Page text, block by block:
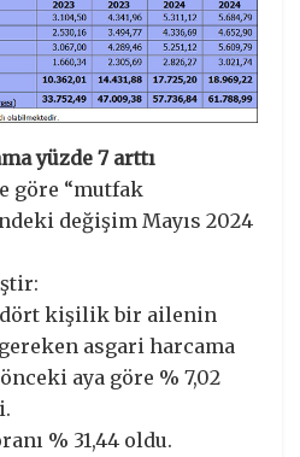
yüzde 7 arttı
göre “mutfak
değişim Mayıs 2024
dört kişilik bir ailenin
asgari harcama
aya göre % 7,02
% 31,44 oldu.